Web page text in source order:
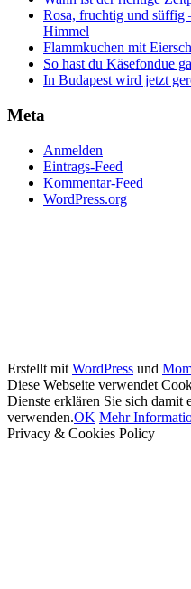
Rosa, fruchtig und süffig
Himmel
Flammkuchen mit
So hast du Käsefondue
In Budapest wird jetzt
Meta
Anmelden
Eintrags-Feed
Kommentar-Feed
WordPress.org
Erstellt mit WordPress und
Diese Webseite verwendet
Dienste erklären Sie sich damit
verwenden.OK Mehr
Privacy & Cookies Policy